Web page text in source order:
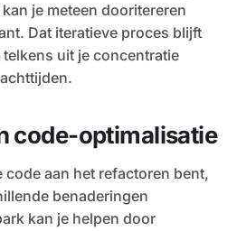
je meteen dooritereren
Dat iteratieve proces blijft
uit je concentratie
code-optimalisatie
code aan het refactoren bent,
benaderingen
kan je helpen door